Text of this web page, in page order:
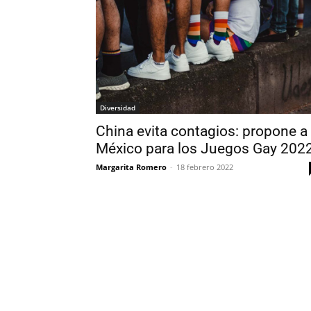
Diversidad
China evita contagios: propone a
México para los Juegos Gay
Margarita Romero - 18 febrero 2022